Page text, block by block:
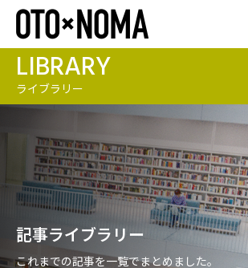
LIBRARY
ライブラリー
記事ライブラリー
これまでの記事を一覧でまとめました。